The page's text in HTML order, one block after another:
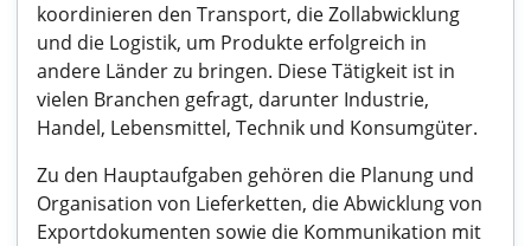
koordinieren den Transport, die Zollabwicklung
und die Logistik, um Produkte erfolgreich in
andere Länder zu bringen. Diese Tätigkeit ist in
vielen Branchen gefragt, darunter Industrie,
Handel, Lebensmittel, Technik und Konsumgüter.
Zu den Hauptaufgaben gehören die Planung und
Organisation von Lieferketten, die Abwicklung von
Exportdokumenten sowie die Kommunikation mit